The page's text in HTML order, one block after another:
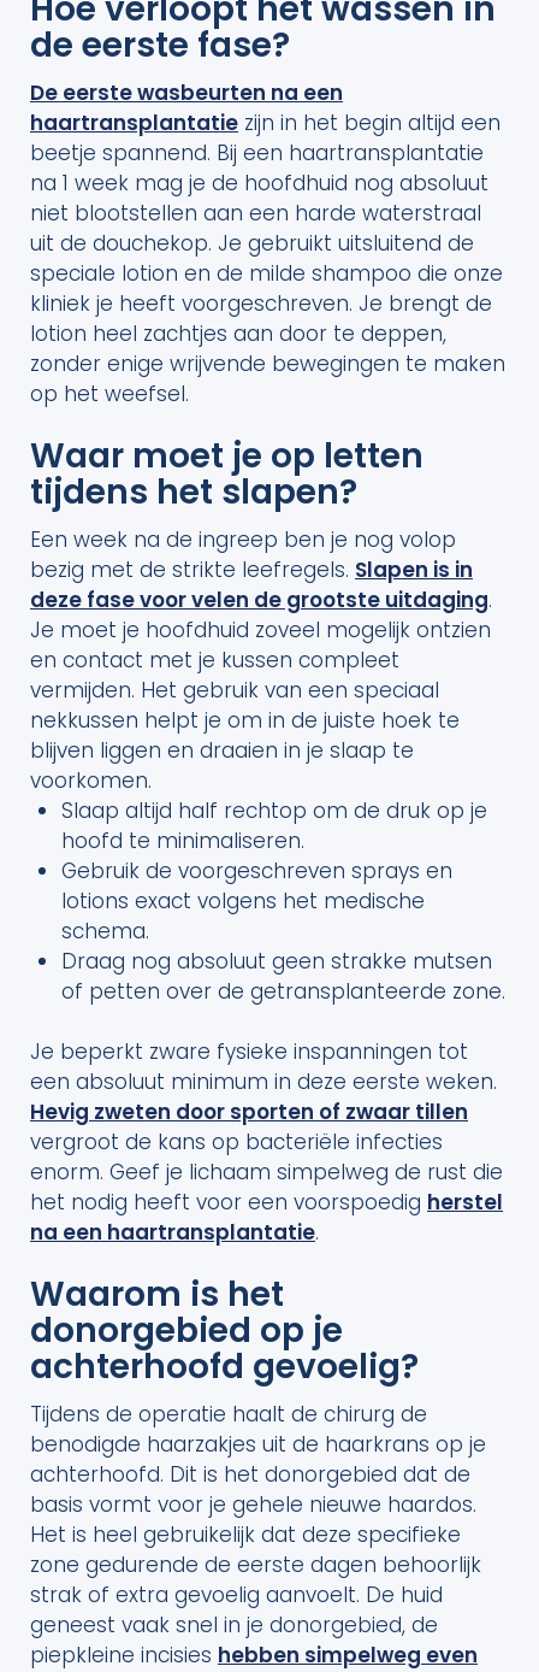
de eerste fase?
De eerste wasbeurten na een
haartransplantatie zijn in het begin altijd een
beetje spannend. Bij een haartransplantatie
na 1 week mag je de hoofdhuid nog absoluut
niet blootstellen aan een harde waterstraal
uit de douchekop. Je gebruikt uitsluitend de
speciale lotion en de milde shampoo die onze
kliniek je heeft voorgeschreven. Je brengt de
lotion heel zachtjes aan door te deppen,
zonder enige wrijvende bewegingen te maken
op het weefsel.
Waar moet je op letten
tijdens het slapen?
Een week na de ingreep ben je nog volop
bezig met de strikte leefregels. Slapen is in
deze fase voor velen de grootste uitdaging.
Je moet je hoofdhuid zoveel mogelijk ontzien
en contact met je kussen compleet
vermijden. Het gebruik van een speciaal
nekkussen helpt je om in de juiste hoek te
blijven liggen en draaien in je slaap te
voorkomen.
Slaap altijd half rechtop om de druk op je
hoofd te minimaliseren.
Gebruik de voorgeschreven sprays en
lotions exact volgens het medische
schema.
Draag nog absoluut geen strakke mutsen
of petten over de getransplanteerde zone.
Je beperkt zware fysieke inspanningen tot
een absoluut minimum in deze eerste weken.
Hevig zweten door sporten of zwaar tillen
vergroot de kans op bacteriële infecties
enorm. Geef je lichaam simpelweg de rust die
het nodig heeft voor een voorspoedig herstel
na een haartransplantatie.
Waarom is het
donorgebied op je
achterhoofd gevoelig?
Tijdens de operatie haalt de chirurg de
benodigde haarzakjes uit de haarkrans op je
achterhoofd. Dit is het donorgebied dat de
basis vormt voor je gehele nieuwe haardos.
Het is heel gebruikelijk dat deze specifieke
zone gedurende de eerste dagen behoorlijk
strak of extra gevoelig aanvoelt. De huid
geneest vaak snel in je donorgebied, de
piepkleine incisies hebben simpelweg even